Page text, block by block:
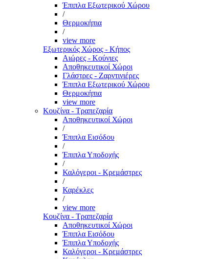
Έπιπλα Εξωτερικού Χώρου
/
Θερμοκήπια
/
view more
Εξωτερικός Χώρος - Κήπος
Αιώρες - Κούνιες
Αποθηκευτικοί Χώροι
Γλάστρες - Ζαρντινιέρες
Έπιπλα Εξωτερικού Χώρου
Θερμοκήπια
view more
Κουζίνα - Τραπεζαρία
Αποθηκευτικοί Χώροι
/
Έπιπλα Εισόδου
/
Έπιπλα Υποδοχής
/
Καλόγεροι - Κρεμάστρες
/
Καρέκλες
/
view more
Κουζίνα - Τραπεζαρία
Αποθηκευτικοί Χώροι
Έπιπλα Εισόδου
Έπιπλα Υποδοχής
Καλόγεροι - Κρεμάστρες